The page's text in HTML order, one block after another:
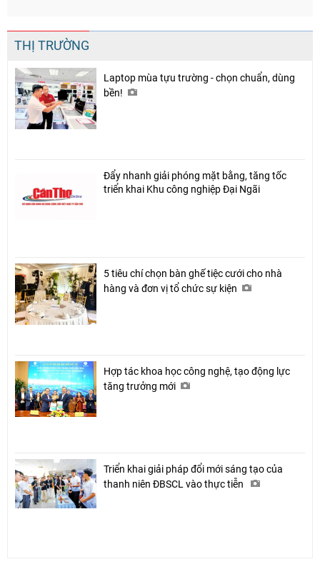
THỊ TRƯỜNG
Laptop mùa tựu trường - chọn chuẩn, dùng
bền!
Đẩy nhanh giải phóng mặt bằng, tăng tốc
triển khai Khu công nghiệp Đại Ngãi
5 tiêu chí chọn bàn ghế tiệc cưới cho nhà
hàng và đơn vị tổ chức sự kiện
Hợp tác khoa học công nghệ, tạo động lực
tăng trưởng mới
Triển khai giải pháp đổi mới sáng tạo của
thanh niên ĐBSCL vào thực tiễn